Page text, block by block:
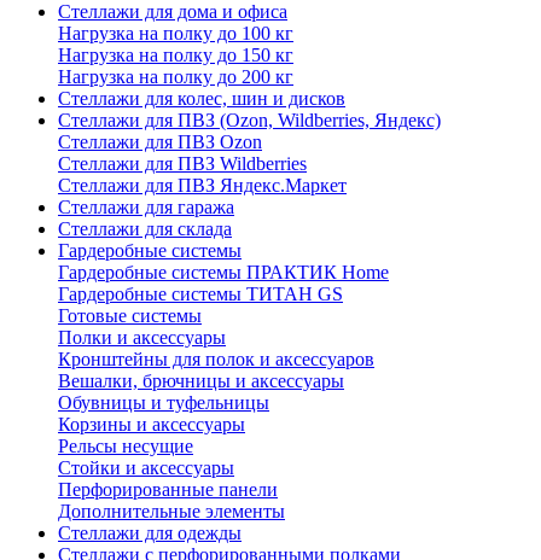
Стеллажи для дома и офиса
Нагрузка на полку до 100 кг
Нагрузка на полку до 150 кг
Нагрузка на полку до 200 кг
Стеллажи для колес, шин и дисков
Стеллажи для ПВЗ (Ozon, Wildberries, Яндекс)
Стеллажи для ПВЗ Ozon
Стеллажи для ПВЗ Wildberries
Стеллажи для ПВЗ Яндекс.Маркет
Стеллажи для гаража
Стеллажи для склада
Гардеробные системы
Гардеробные системы ПРАКТИК Home
Гардеробные системы ТИТАН GS
Готовые системы
Полки и аксессуары
Кронштейны для полок и аксессуаров
Вешалки, брючницы и аксессуары
Обувницы и туфельницы
Корзины и аксессуары
Рельсы несущие
Стойки и аксессуары
Перфорированные панели
Дополнительные элементы
Стеллажи для одежды
Стеллажи с перфорированными полками